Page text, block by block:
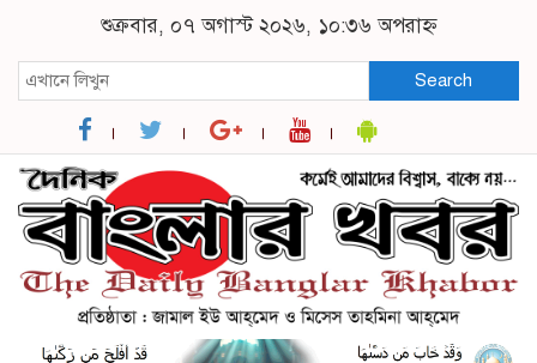
শুক্রবার, ০৭ অগাস্ট ২০২৬, ১০:৩৬ অপরাহ্ন
Search